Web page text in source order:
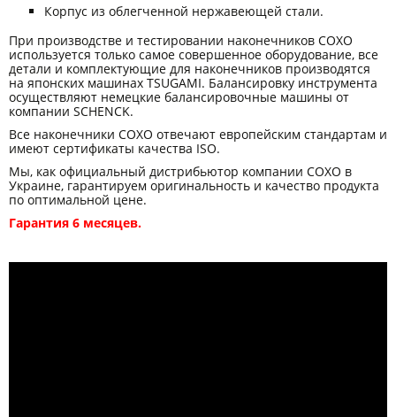
Корпус из облегченной нержавеющей стали.
При производстве и тестировании наконечников COXO
используется только самое совершенное оборудование, все
детали и комплектующие для наконечников производятся
на японских машинах TSUGAMI. Балансировку инструмента
осуществляют немецкие балансировочные машины от
компании SCHENCK.
Все наконечники COXO отвечают европейским стандартам и
имеют сертификаты качества ISO.
Мы, как официальный дистрибьютор компании COXO в
Украине, гарантируем оригинальность и качество продукта
по оптимальной цене.
Гарантия 6 месяцев.